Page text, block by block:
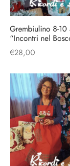
Grembiulino 8-10
“Incontri nel
€28,00